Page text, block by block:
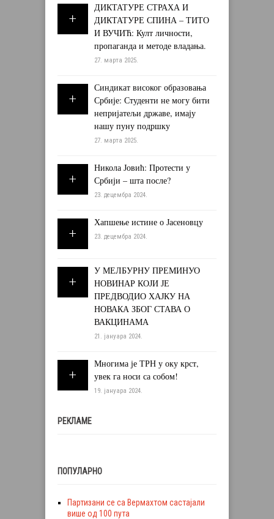
ДИКТАТУРЕ СТРАХА И
ДИКТАТУРЕ СПИНА – ТИТО
И ВУЧИЋ: Култ личности,
пропаганда и методе владања.
27. марта 2025.
Синдикат високог образовања
Србије: Студенти не могу бити
непријатељи државе, имају
нашу пуну подршку
27. марта 2025.
Никола Јовић: Протести у
Србији – шта после?
23. децембра 2024.
Хапшење истине о Јасеновцу
23. децембра 2024.
У МЕЛБУРНУ ПРЕМИНУО
НОВИНАР КОЈИ ЈЕ
ПРЕДВОДИО ХАЈКУ НА
НОВАКА ЗБОГ СТАВА О
ВАКЦИНАМА
21. јануара 2024.
Многима је ТРН у оку крст,
увек га носи са собом!
19. јануара 2024.
РЕКЛАМЕ
ПОПУЛАРНО
Партизани се са Вермахтом састајали
више од 100 пута